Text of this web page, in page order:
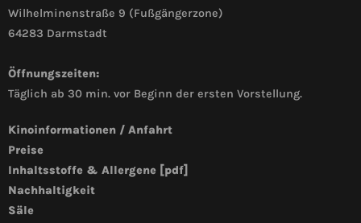
Wilhelminenstraße 9 (Fußgängerzone)
64283 Darmstadt
Öffnungszeiten:
Täglich ab 30 min. vor Beginn der ersten Vorstellung.
Kinoinformationen / Anfahrt
Preise
Inhaltsstoffe & Allergene [pdf]
Nachhaltigkeit
Säle